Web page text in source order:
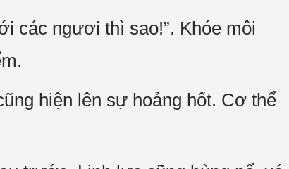
các ngươi thì sao!”. Khóe môi
hiện lên sự hoảng hốt. Cơ thể